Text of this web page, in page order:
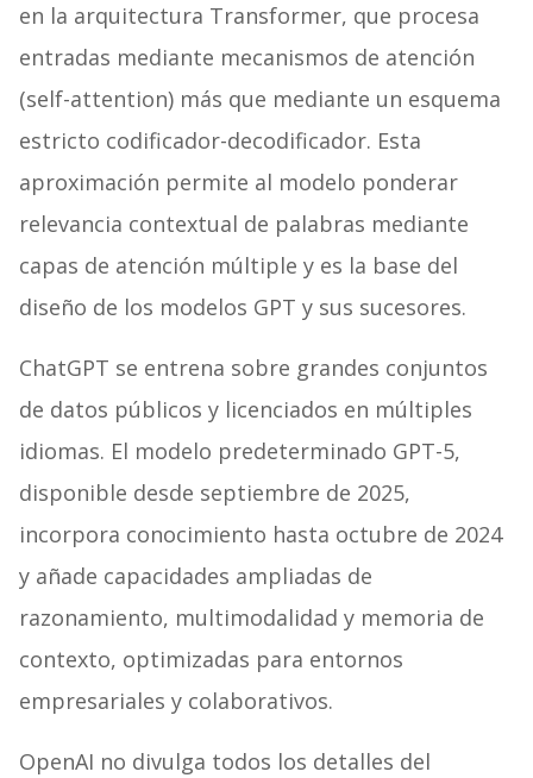
en la arquitectura Transformer, que procesa
entradas mediante mecanismos de atención
(self-attention) más que mediante un esquema
estricto codificador-decodificador. Esta
aproximación permite al modelo ponderar
relevancia contextual de palabras mediante
capas de atención múltiple y es la base del
diseño de los modelos GPT y sus sucesores.
ChatGPT se entrena sobre grandes conjuntos
de datos públicos y licenciados en múltiples
idiomas. El modelo predeterminado GPT-5,
disponible desde septiembre de 2025,
incorpora conocimiento hasta octubre de 2024
y añade capacidades ampliadas de
razonamiento, multimodalidad y memoria de
contexto, optimizadas para entornos
empresariales y colaborativos.
OpenAI no divulga todos los detalles del